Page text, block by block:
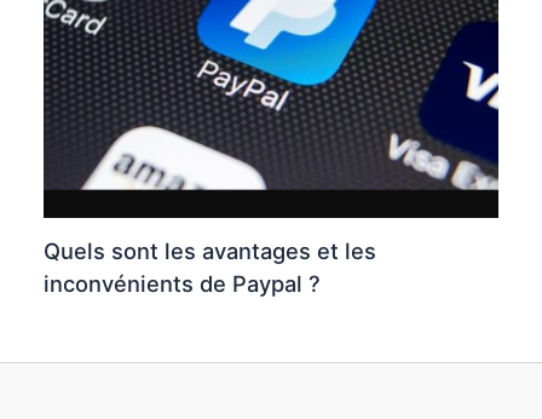
Quels sont les avantages et les
inconvénients de Paypal ?